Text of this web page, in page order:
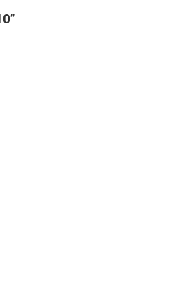
PN10 ( Quý khách có thể